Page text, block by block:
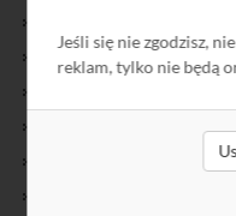
Jeśli się nie zgodzisz,
reklam, tylko nie będą
Towary przecenione